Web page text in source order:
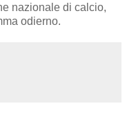
nazionale di calcio,
odierno.